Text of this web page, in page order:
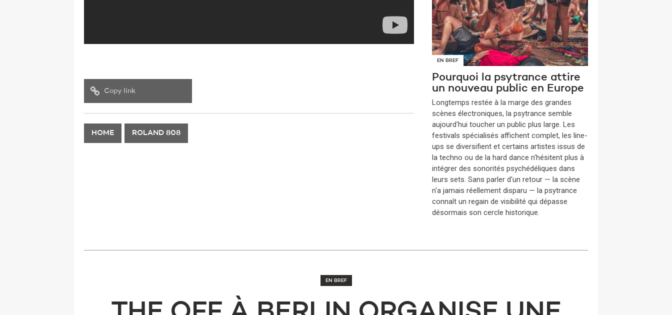
Copy link
HOME ROLAND 808
EN BREF
Pourquoi la psytrance attire
un nouveau public en Europe
​Longtemps restée à la marge des grandes
scènes électroniques, la psytrance semble
aujourd'hui toucher un public plus large. Les
festivals spécialisés affichent complet, les line-
ups se diversifient et certains artistes issus de
la techno ou de la hard dance n'hésitent plus à
intégrer des sonorités psychédéliques dans
leurs sets. Sans parler d'un retour — la scène
n'a jamais réellement disparu — la psytrance
connaît un regain de visibilité qui dépasse
désormais son cercle historique.
EN BREF